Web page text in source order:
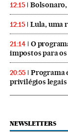
12:15
12:15 Lula, uma
21:14
O
impostos para
20:55
Programa
privilégios legais
NEWSLETTERS